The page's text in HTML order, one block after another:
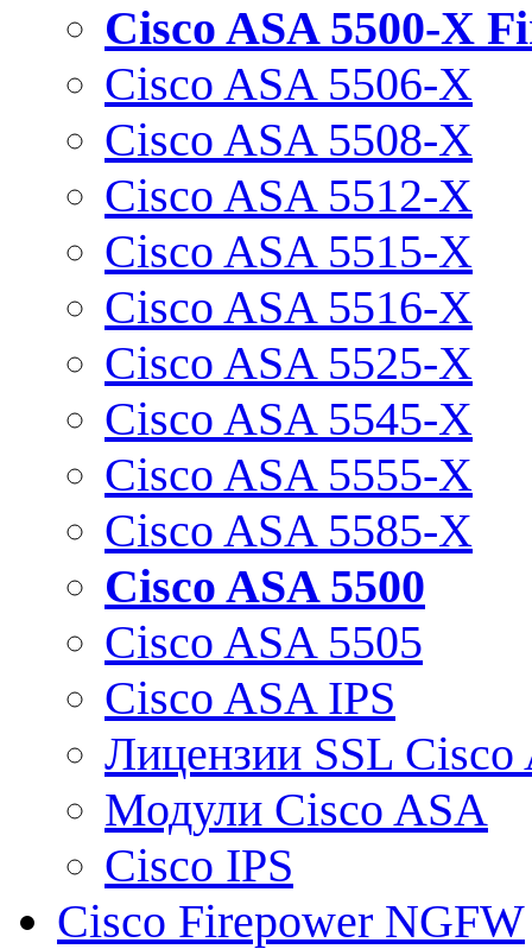
Cisco ASA 5500-X
Cisco ASA 5506-X
Cisco ASA 5508-X
Cisco ASA 5512-X
Cisco ASA 5515-X
Cisco ASA 5516-X
Cisco ASA 5525-X
Cisco ASA 5545-X
Cisco ASA 5555-X
Cisco ASA 5585-X
Cisco ASA 5500
Cisco ASA 5505
Cisco ASA IPS
Лицензии SSL Cisco
Модули Cisco ASA
Cisco IPS
Cisco Firepower NGFW